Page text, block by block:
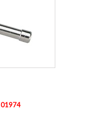
01974